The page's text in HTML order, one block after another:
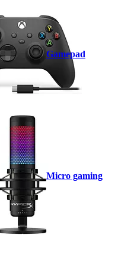
Gamepad
Micro gaming